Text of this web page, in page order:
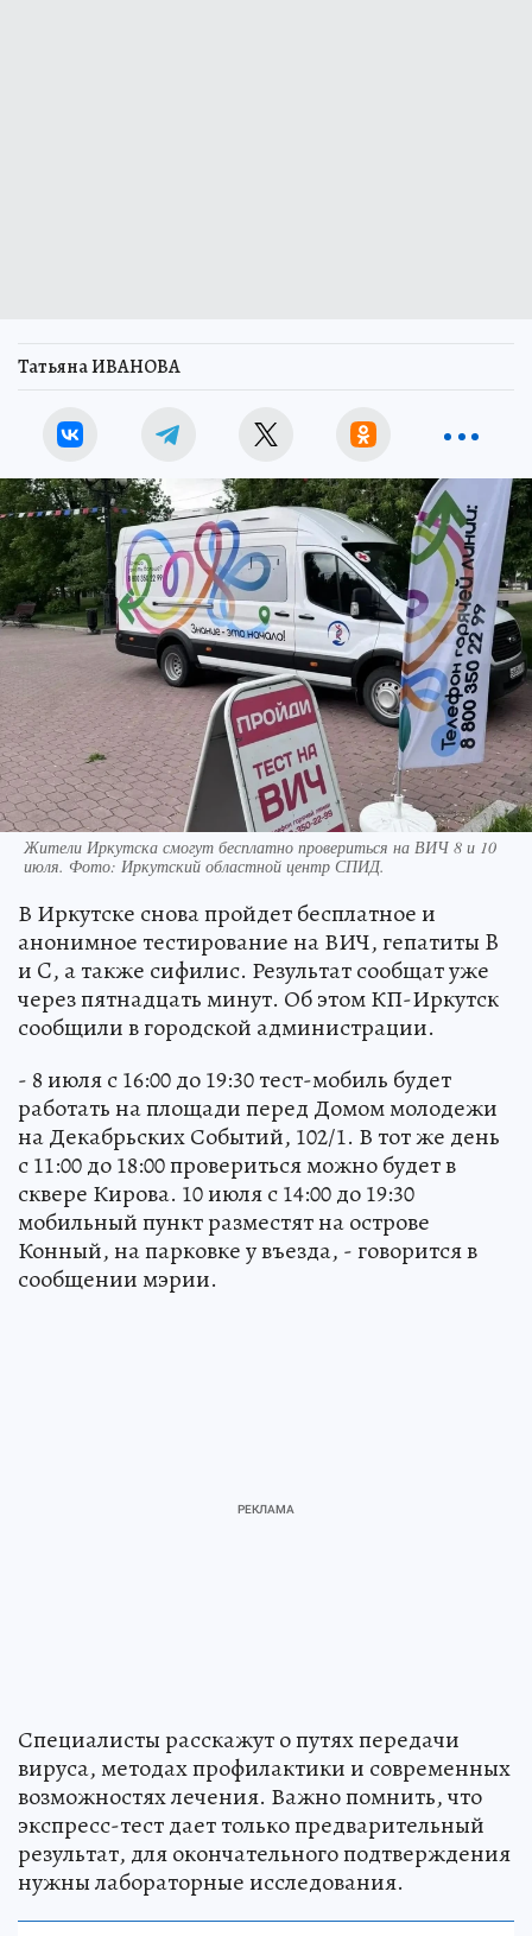
Татьяна ИВАНОВА
Жители Иркутска смогут бесплатно провериться на ВИЧ 8 и 10
июля. Фото: Иркутский областной центр СПИД.
В Иркутске снова пройдет бесплатное и
анонимное тестирование на ВИЧ, гепатиты B
и C, а также сифилис. Результат сообщат уже
через пятнадцать минут. Об этом КП-Иркутск
сообщили в городской администрации.
- 8 июля с 16:00 до 19:30 тест-мобиль будет
работать на площади перед Домом молодежи
на Декабрьских Событий, 102/1. В тот же день
с 11:00 до 18:00 провериться можно будет в
сквере Кирова. 10 июля с 14:00 до 19:30
мобильный пункт разместят на острове
Конный, на парковке у въезда, - говорится в
сообщении мэрии.
Специалисты расскажут о путях передачи
вируса, методах профилактики и современных
возможностях лечения. Важно помнить, что
экспресс-тест дает только предварительный
результат, для окончательного подтверждения
нужны лабораторные исследования.